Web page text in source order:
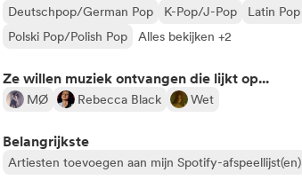
Deutschpop/German Pop K-Pop/J-Pop Latin Pop
Polski Pop/Polish Pop
Alles bekijken +2
Ze willen muziek ontvangen die lijkt op...
MØ Rebecca Black Wet
Belangrijkste
Artiesten toevoegen aan mijn Spotify-afspeellijst(en)